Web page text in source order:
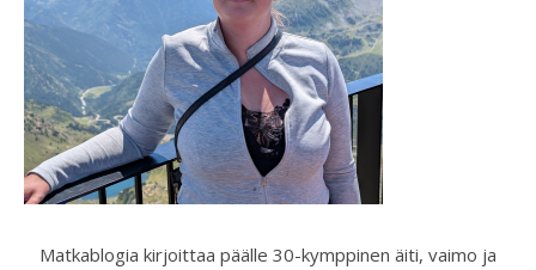
Matkablogia kirjoittaa päälle 30-kymppinen äiti, vaimo ja